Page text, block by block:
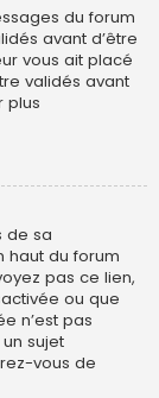
du forum
avant d’être
vous ait placé
validés avant
plus
de sa
haut du forum
pas ce lien,
ou que
n’est pas
sujet
vous de